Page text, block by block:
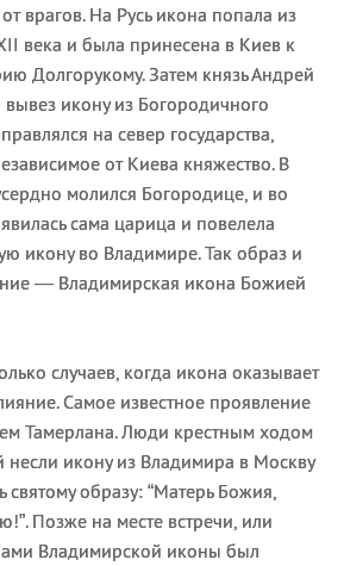
врагов. На Русь икона попала из
века и была принесена в Киев к
Долгорукому. Затем князь Андрей
икону из Богородичного
на север государства,
от Киева княжество. В
молился Богородице, и во
сама царица и повелела
икону во Владимире. Так образ и
— Владимирская икона Божией
случаев, когда икона оказывает
Самое известное проявление
Тамерлана. Люди крестным ходом
несли икону из Владимира в Москву
святому образу: “Матерь Божия,
Позже на месте встречи, или
Владимирской иконы был